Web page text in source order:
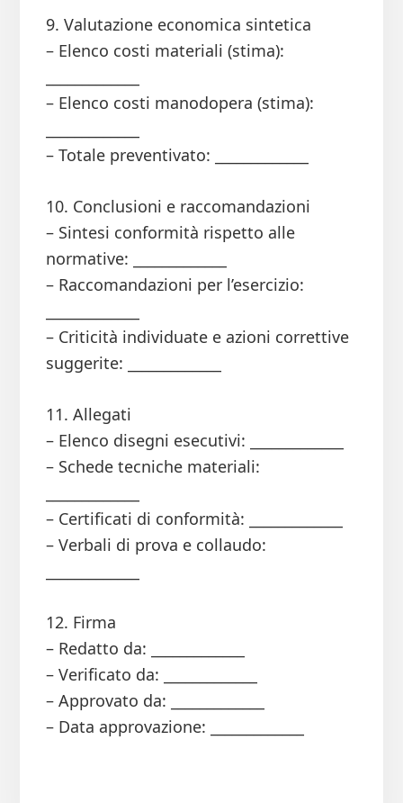
9. Valutazione economica sintetica
– Elenco costi materiali (stima):
– Elenco costi manodopera (stima):
– Totale preventivato: _____________
10. Conclusioni e raccomandazioni
– Sintesi conformità rispetto alle
normative: _____________
– Raccomandazioni per l’esercizio:
– Criticità individuate e azioni correttive
suggerite: _____________
11. Allegati
– Elenco disegni esecutivi: _____________
– Schede tecniche materiali:
– Certificati di conformità: _____________
– Verbali di prova e collaudo:
12. Firma
– Redatto da: _____________
– Verificato da: _____________
– Approvato da: _____________
– Data approvazione: _____________